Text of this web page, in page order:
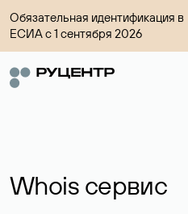
Обязательная идентификация в
ЕСИА с 1 сентября 2026
Whois сервис